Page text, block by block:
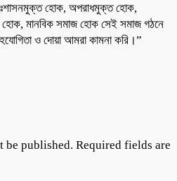
হোক, অপরাধমুক্ত হোক,
হোক, মানবিক সমাজ হোক সেই সমাজ গঠনে
ও দোয়া আমরা কামনা করি।”
be published. Required fields are